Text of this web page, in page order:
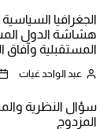
هشاشة الدول
المستقبلية وآفاق
عبد الواحد غيات
سؤال النظرية
المزدوج